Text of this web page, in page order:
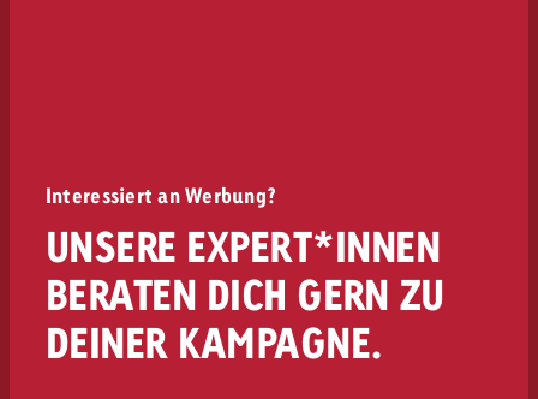
Interessiert an Werbung?
UNSERE EXPERT*INNEN
BERATEN DICH GERN ZU
DEINER KAMPAGNE.